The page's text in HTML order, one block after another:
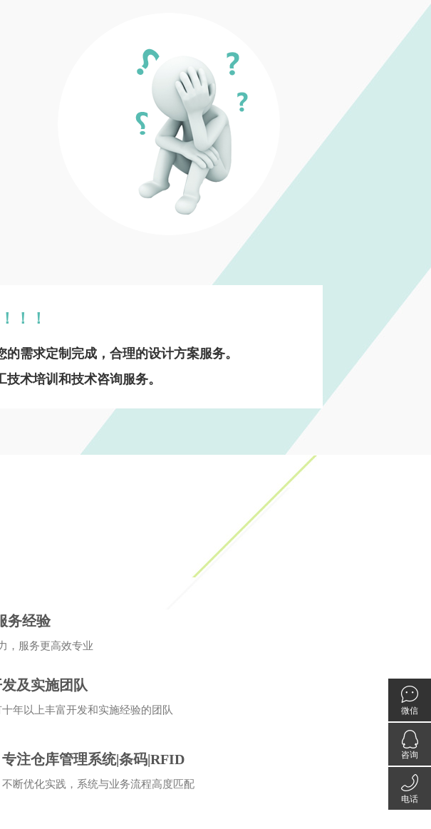
！！
需求定制完成，合理的设计方案服务。
术培训和技术咨询服务。
务经验
，服务更高效专业
及实施团队
年以上丰富开发和实施经验的团队
专注仓库管理系统|条码|RFID
不断优化实践，系统与业务流程高度匹配
微信
咨询
在线咨
电话